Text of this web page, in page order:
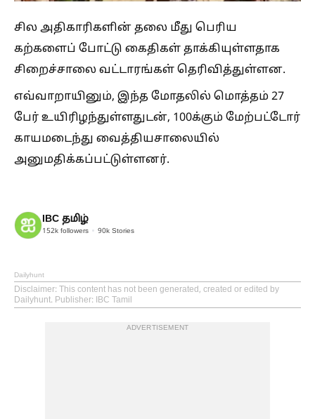
சில அதிகாரிகளின் தலை மீது பெரிய
கற்களைப் போட்டு கைதிகள் தாக்கியுள்ளதாக
சிறைச்சாலை வட்டாரங்கள் தெரிவித்துள்ளன.
எவ்வாறாயினும், இந்த மோதலில் மொத்தம் 27
பேர் உயிரிழந்துள்ளதுடன், 100க்கும் மேற்பட்டோர்
காயமடைந்து வைத்தியசாலையில்
அனுமதிக்கப்பட்டுள்ளனர்.
IBC தமிழ்
152k followers 90k Stories
Dailyhunt
Disclaimer: This content has not been generated, created or edited by
Dailyhunt. Publisher: IBC Tamil
ADVERTISEMENT